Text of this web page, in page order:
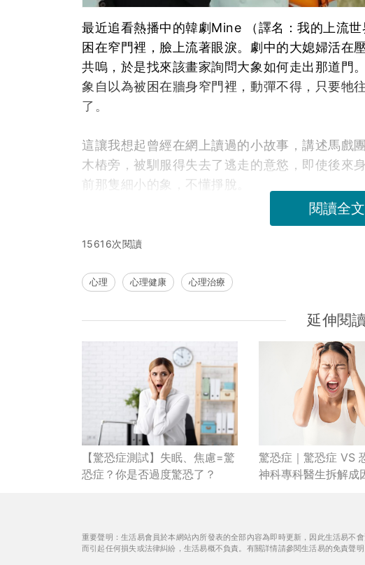
最近追看熱播中的韓劇Mine （譯名：我的上流
困在窄門裡，臉上流著眼淚。劇中的大媳婦活在
共嗚，於是找來該畫家詢問大象如何走出那道門
象自以為被困在牆身窄門裡，動彈不得，只要牠
了。
這讓我想起曾經在網上讀過的小故事，講述馬戲
木樁旁，被馴服得失去了逃走的意慾，即使後來
前那隻細小的象，不懂掙脫。
閱讀全文
15616次閱讀
心理 心理健康 心理治療
延伸閱讀
【驚恐症測試】失眠、焦慮=驚
恐症？你是否過度驚恐了？
驚恐症｜驚恐症 VS
神科專科醫生拆解成
重要聲明：生活易會員於本網站內所發表的全部內容為即時更新，因此生活易不
而引起任何損失或法律糾紛，生活易概不負責。有關詳情請參閱生活易的免責聲明